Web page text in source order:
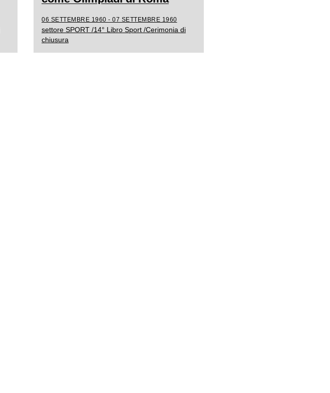
06 SETTEMBRE 1960 - 07 SETTEMBRE 1960
settore SPORT /14° Libro Sport /Cerimonia di
chiusura